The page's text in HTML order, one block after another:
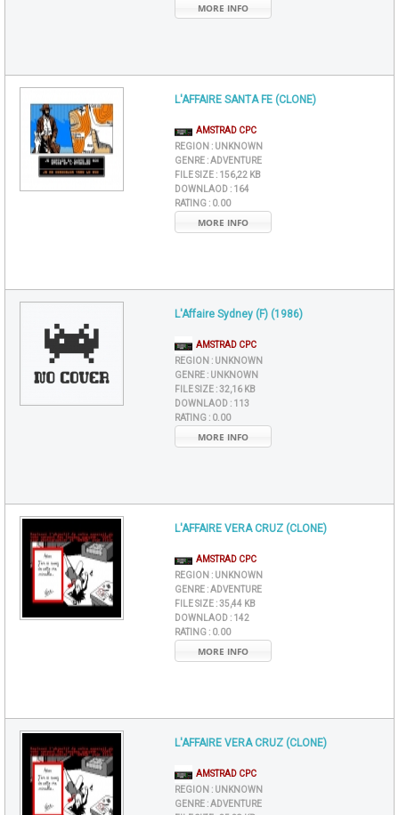
MORE INFO
L'AFFAIRE SANTA FE (CLONE)
AMSTRAD CPC
REGION : UNKNOWN
GENRE :ADVENTURE
FILE SIZE : 156,22 KB
DOWNLAOD : 164
RATING : 0.00
MORE INFO
L'Affaire Sydney (F) (1986)
AMSTRAD CPC
REGION : UNKNOWN
GENRE : UNKNOWN
FILE SIZE :32,16 KB
DOWNLAOD : 113
RATING : 0.00
MORE INFO
L'AFFAIRE VERA CRUZ (CLONE)
AMSTRAD CPC
REGION : UNKNOWN
GENRE :ADVENTURE
FILE SIZE :35,44 KB
DOWNLAOD : 142
RATING : 0.00
MORE INFO
L'AFFAIRE VERA CRUZ (CLONE)
AMSTRAD CPC
REGION : UNKNOWN
GENRE :ADVENTURE